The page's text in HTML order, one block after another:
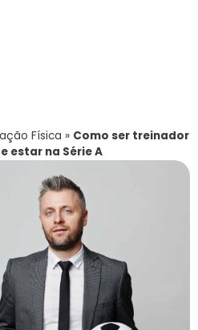
Física » Como ser treinador
estar na Série A